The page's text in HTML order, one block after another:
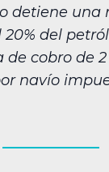
detiene una
20% del
de cobro de
navío